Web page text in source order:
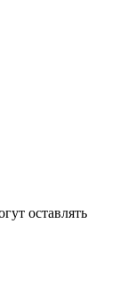
оставлять